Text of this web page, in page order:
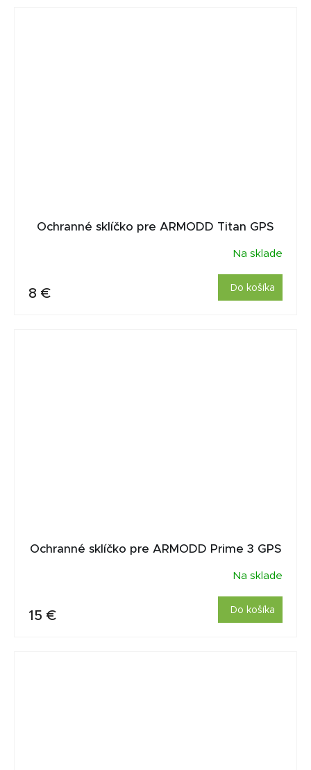
Ochranné sklíčko pre ARMODD Titan GPS
Na sklade
8 € Do košíka
Ochranné sklíčko pre ARMODD Prime 3 GPS
Na sklade
15 € Do košíka